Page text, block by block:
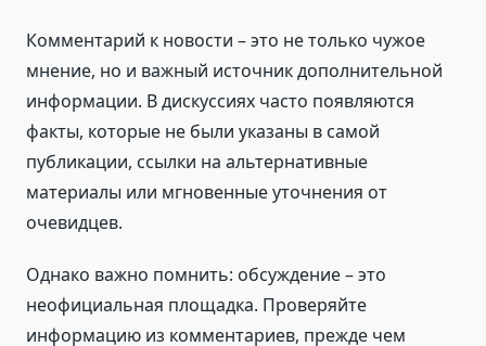
Комментарий к новости – это не только чужое
мнение, но и важный источник дополнительной
информации. В дискуссиях часто появляются
факты, которые не были указаны в самой
публикации, ссылки на альтернативные
материалы или мгновенные уточнения от
очевидцев.
Однако важно помнить: обсуждение – это
неофициальная площадка. Проверяйте
информацию из комментариев, прежде чем